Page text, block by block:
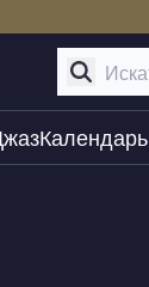
Календарь